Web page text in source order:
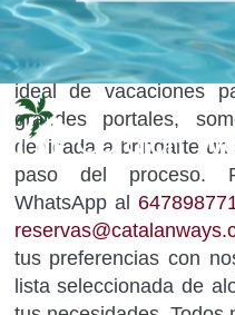
En Catalan Ways,
son las vacaciones,
personalizado para
ideal de vacaciones
grandes portales,
dedicada a brindarte
paso del proceso.
WhatsApp al
tus preferencias con
lista seleccionada de